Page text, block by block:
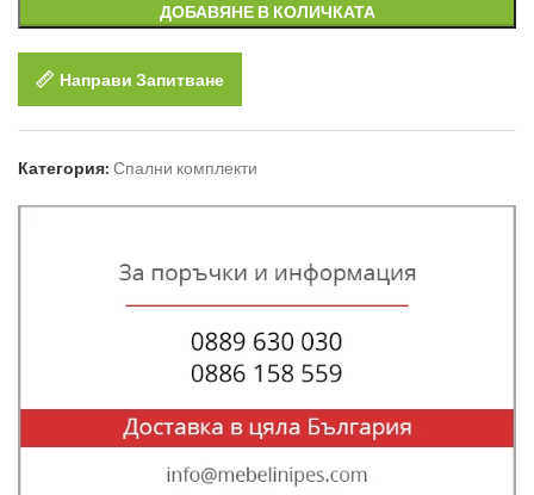
ДОБАВЯНЕ В КОЛИЧКАТА
Направи Запитване
Категория: Спални комплекти